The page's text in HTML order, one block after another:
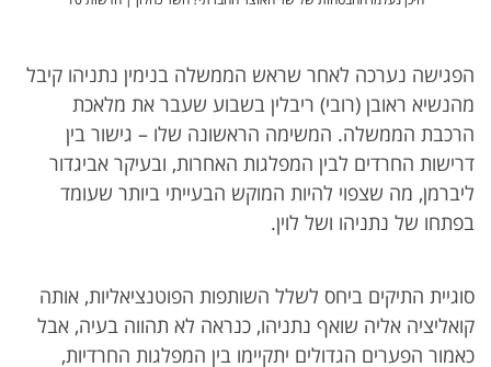
הפגישה נערכה לאחר שראש הממשלה בנימין נתניהו קיבל
מהנשיא ראובן (רובי) ריבלין בשבוע שעבר את מלאכת
הרכבת הממשלה. המשימה הראשונה שלו – גישור בין
דרישות החרדים לבין המפלגות האחרות, ובעיקר אביגדור
ליברמן, מה שצפוי להיות המוקש הבעייתי ביותר שעומד
בפתחו של נתניהו ושל לוין.
סוגיית התיקים ביחס לשלל השותפות הפוטנציאליות, אותה
קואליציה אליה שואף נתניהו, כנראה לא תהווה בעיה, אבל
כאמור הפערים הגדולים יתקיימו בין המפלגות החרדיות,